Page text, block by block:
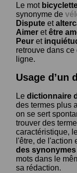
Le mot
synonyme de
Dispute et
Aimer etêtre
Peur et
retrouve dans
ligne.
Usage d’un
Le dictionnaire
des termes plus
on se sert
trouver des
caractéristique,
l'être, de l'action
des synonymes
mots dans le
sa rédaction.